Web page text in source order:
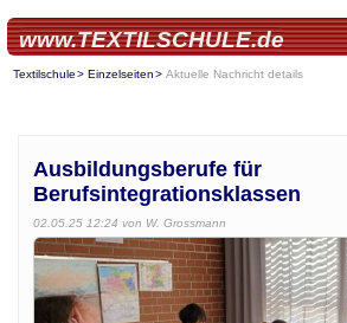
www.TEXTILSCHULE.de
Textilschule Einzelseiten Aktuelle Nachricht details
Ausbildungsberufe für
Berufsintegrationsklassen
02.05.25 12:24 von W. Grossmann